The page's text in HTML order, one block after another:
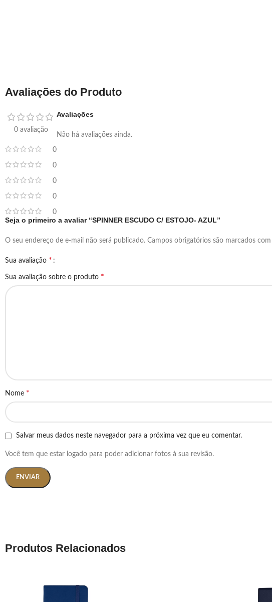
Avaliações do Produto
0 avaliação
0
0
0
0
0
Avaliações
Não há avaliações ainda.
Seja o primeiro a avaliar “SPINNER ESCUDO C/ ESTOJO- AZUL”
O seu endereço de e-mail não será publicado. Campos obrigatórios são marcados com
Sua avaliação *
Sua avaliação sobre o produto *
Nome *
Salvar meus dados neste navegador para a próxima vez que eu comentar.
Você tem que estar logado para poder adicionar fotos à sua revisão.
Produtos Relacionados